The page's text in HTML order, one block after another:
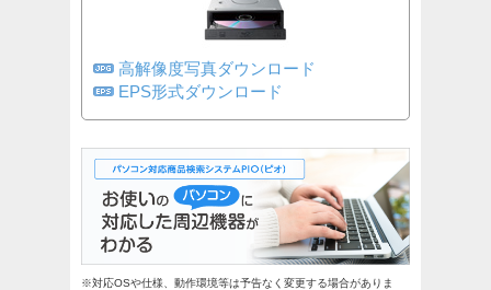
高解像度写真ダウンロード
EPS形式ダウンロード
※対応OSや仕様、動作環境等は予告なく変更する場合がありま